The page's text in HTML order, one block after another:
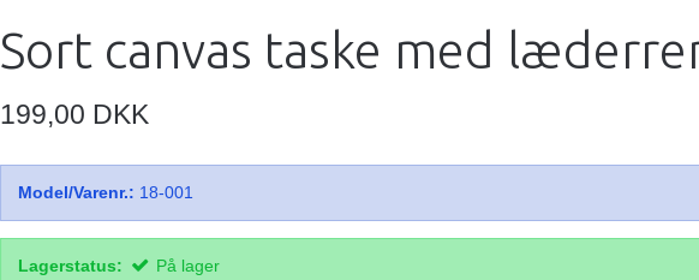
Sort canvas taske med
199,00 DKK
Model/Varenr.: 18-001
Lagerstatus: På lager